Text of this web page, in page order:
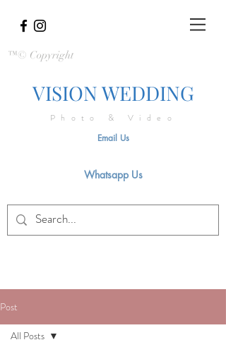
™© Copyright
VISION WEDDING
Photo & Video
Email Us
Whatsapp Us
Post
All Posts